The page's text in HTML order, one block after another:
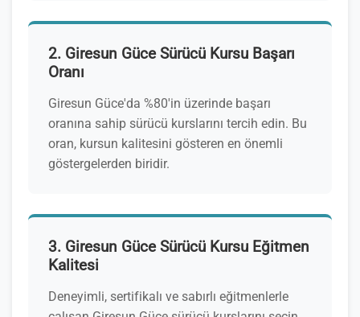
2. Giresun Güce Sürücü Kursu Başarı
Oranı
Giresun Güce'da %80'in üzerinde başarı
oranına sahip sürücü kurslarını tercih edin. Bu
oran, kursun kalitesini gösteren en önemli
göstergelerden biridir.
3. Giresun Güce Sürücü Kursu Eğitmen
Kalitesi
Deneyimli, sertifikalı ve sabırlı eğitmenlerle